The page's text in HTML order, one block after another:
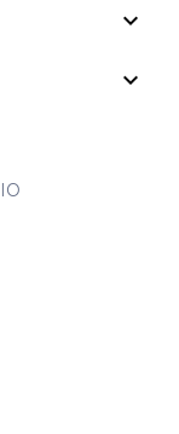
expand_more
expand_more